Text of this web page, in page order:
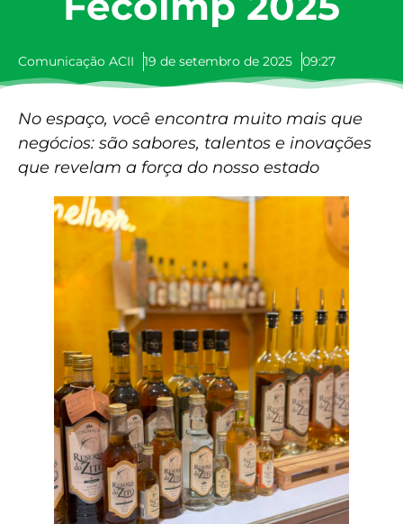
Comunicação ACII 19 de setembro de 2025 09:27
No espaço, você encontra muito mais que
negócios: são sabores, talentos e inovações
que revelam a força do nosso estado